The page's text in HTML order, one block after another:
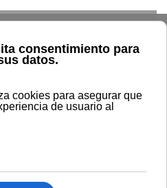
Rectoral 188/2023, de 27 de
de Andalucía, por la
Educativa de la Universidad